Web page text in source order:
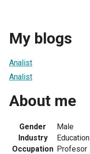
My blogs
Analist
Analist
About me
Gender
Male
Industry
Education
Occupation Profesor